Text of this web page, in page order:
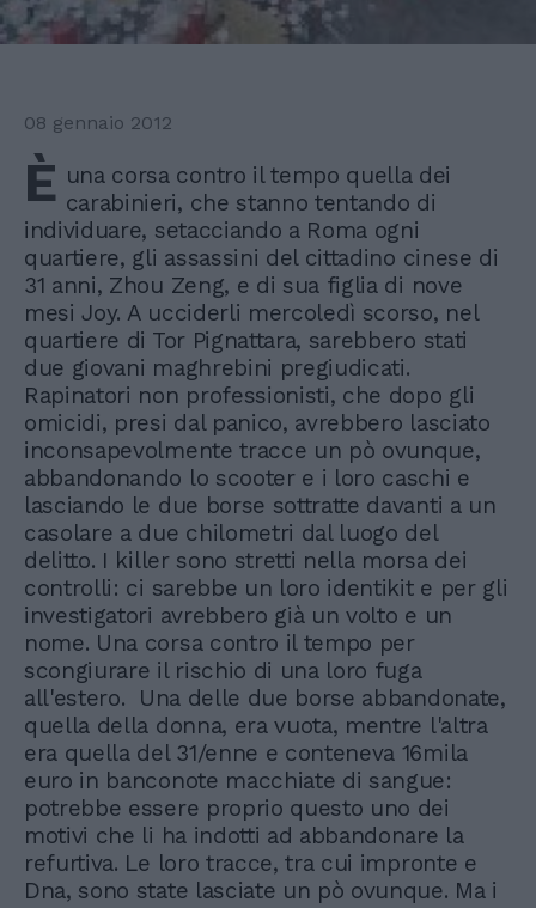
08 gennaio 2012
È una corsa contro il tempo quella dei
carabinieri, che stanno tentando di
individuare, setacciando a Roma ogni
quartiere, gli assassini del cittadino cinese di
31 anni, Zhou Zeng, e di sua figlia di nove
mesi Joy. A ucciderli mercoledì scorso, nel
quartiere di Tor Pignattara, sarebbero stati
due giovani maghrebini pregiudicati.
Rapinatori non professionisti, che dopo gli
omicidi, presi dal panico, avrebbero lasciato
inconsapevolmente tracce un pò ovunque,
abbandonando lo scooter e i loro caschi e
lasciando le due borse sottratte davanti a un
casolare a due chilometri dal luogo del
delitto. I killer sono stretti nella morsa dei
controlli: ci sarebbe un loro identikit e per gli
investigatori avrebbero già un volto e un
nome. Una corsa contro il tempo per
scongiurare il rischio di una loro fuga
all'estero. Una delle due borse abbandonate,
quella della donna, era vuota, mentre l'altra
era quella del 31/enne e conteneva 16mila
euro in banconote macchiate di sangue:
potrebbe essere proprio questo uno dei
motivi che li ha indotti ad abbandonare la
refurtiva. Le loro tracce, tra cui impronte e
Dna, sono state lasciate un pò ovunque. Ma i